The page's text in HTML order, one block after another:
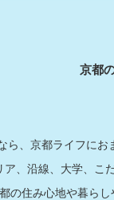
京都
ら、京都ライフに
ア、沿線、大学、こ
の住み心地や暮ら